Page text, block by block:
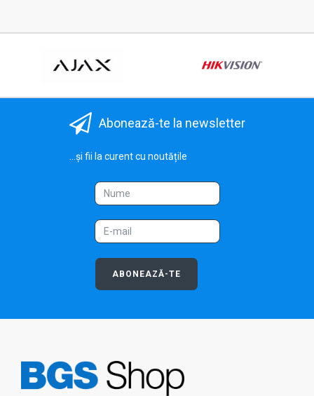
Abonează-te la newsletter
...și fii la curent cu noutățile
ABONEAZĂ-TE